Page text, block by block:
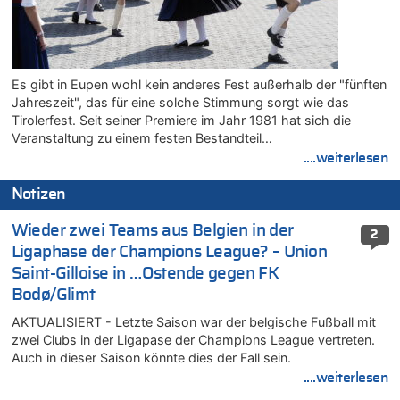
Es gibt in Eupen wohl kein anderes Fest außerhalb der "fünften
Jahreszeit", das für eine solche Stimmung sorgt wie das
Tirolerfest. Seit seiner Premiere im Jahr 1981 hat sich die
Veranstaltung zu einem festen Bestandteil…
....weiterlesen
Notizen
2
Wieder zwei Teams aus Belgien in der
Ligaphase der Champions League? – Union
Saint-Gilloise in …Ostende gegen FK
Bodø/Glimt
AKTUALISIERT - Letzte Saison war der belgische Fußball mit
zwei Clubs in der Ligapase der Champions League vertreten.
Auch in dieser Saison könnte dies der Fall sein.
....weiterlesen